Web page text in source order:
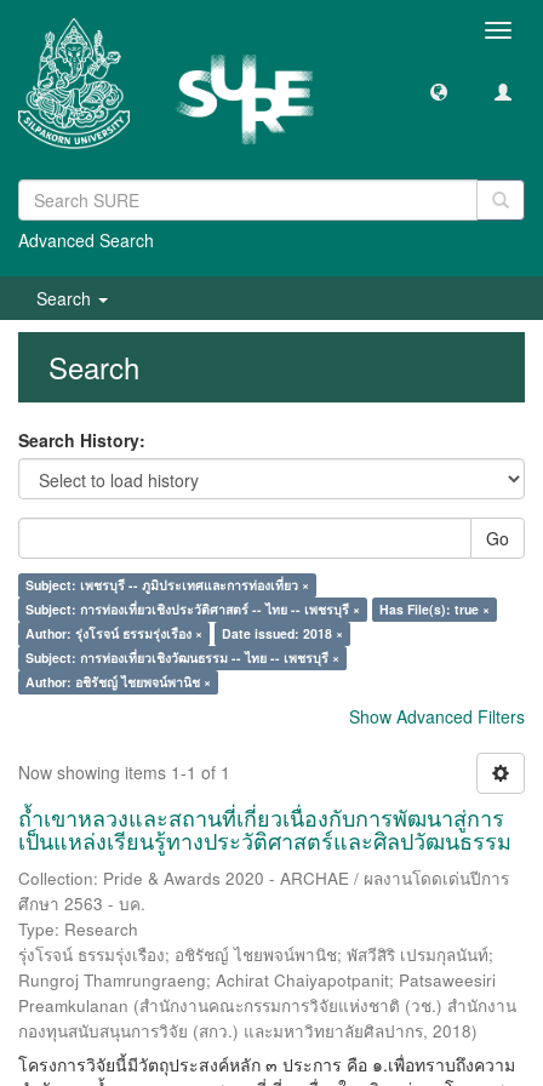
Advanced Search
Search
Search
Search History:
Go
Subject: เพชรบุรี -- ภูมิประเทศและการท่องเที่ยว ×
Subject: การท่องเที่ยวเชิงประวัติศาสตร์ -- ไทย -- เพชรบุรี ×
Has File(s): true ×
Author: รุ่งโรจน์ ธรรมรุ่งเรือง ×
Date issued: 2018 ×
Subject: การท่องเที่ยวเชิงวัฒนธรรม -- ไทย -- เพชรบุรี ×
Author: อชิรัชญ์ ไชยพจน์พานิช ×
Show Advanced Filters
Now showing items 1-1 of 1
ถ้ำเขาหลวงและสถานที่เกี่ยวเนื่องกับการพัฒนาสู่การ
เป็นแหล่งเรียนรู้ทางประวัติศาสตร์และศิลปวัฒนธรรม
Collection: Pride & Awards 2020 - ARCHAE / ผลงานโดดเด่นปีการ
ศึกษา 2563 - บค.
Type: Research
รุ่งโรจน์ ธรรมรุ่งเรือง; อชิรัชญ์ ไชยพจน์พานิช; พัสวีสิริ เปรมกุลนันท์;
Rungroj Thamrungraeng; Achirat Chaiyapotpanit; Patsaweesiri
Preamkulanan (สำนักงานคณะกรรมการวิจัยแห่งชาติ (วช.) สำนักงาน
กองทุนสนับสนุนการวิจัย (สกว.) และมหาวิทยาลัยศิลปากร, 2018)
โครงการวิจัยนี้มีวัตถุประสงค์หลัก ๓ ประการ คือ ๑.เพื่อทราบถึงความ